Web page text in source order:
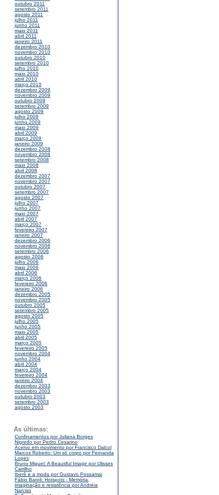
outubro 2011
setembro 2011
agosto 2011
julho 2011
junho 2011
maio 2011
abril 2011
janeiro 2011
dezembro 2010
novembro 2010
outubro 2010
setembro 2010
julho 2010
maio 2010
abril 2010
março 2010
dezembro 2009
novembro 2009
outubro 2009
setembro 2009
agosto 2009
julho 2009
junho 2009
maio 2009
abril 2009
março 2009
janeiro 2009
dezembro 2008
novembro 2008
setembro 2008
maio 2008
abril 2008
dezembro 2007
novembro 2007
outubro 2007
setembro 2007
agosto 2007
julho 2007
junho 2007
maio 2007
abril 2007
março 2007
fevereiro 2007
janeiro 2007
dezembro 2006
novembro 2006
setembro 2006
agosto 2006
julho 2006
maio 2006
abril 2006
março 2006
fevereiro 2006
janeiro 2006
dezembro 2005
novembro 2005
outubro 2005
setembro 2005
agosto 2005
julho 2005
junho 2005
maio 2005
abril 2005
março 2005
fevereiro 2005
novembro 2004
junho 2004
abril 2004
março 2004
fevereiro 2004
janeiro 2004
dezembro 2003
novembro 2003
outubro 2003
setembro 2003
agosto 2003
As últimas:
Confinamentos por Juliana Borges
Nigredo por Pedro Cesarino
Acervo em movimento por Francisco Dalcol
Marcos Roberto: Um só corpo por Fernanda
Lopes
Bruno Miguel: A Beautiful Image por Ulisses
Carrilho
Iberê e a moda por Gustavo Possamai
Fábio Baroli: Hotspots - Memória,
imaginação e resistência por Andréia
Narciso